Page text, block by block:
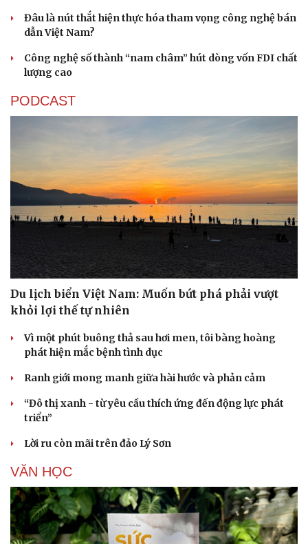
Đâu là nút thắt hiện thực hóa tham vọng công nghệ bán
dẫn Việt Nam?
Công nghệ số thành “nam châm” hút dòng vốn FDI chất
lượng cao
PODCAST
Du lịch biển Việt Nam: Muốn bứt phá phải vượt
khỏi lợi thế tự nhiên
Vì một phút buông thả sau hơi men, tôi bàng hoàng
phát hiện mắc bệnh tình dục
Ranh giới mong manh giữa hài hước và phản cảm
“Đô thị xanh - từ yêu cầu thích ứng đến động lực phát
triển”
Lời ru còn mãi trên đảo Lý Sơn
VĂN HỌC